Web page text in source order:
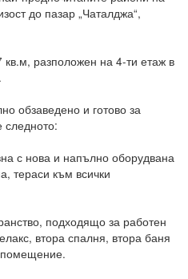
до пазар „Чаталджа“,
разположен на 4-ти етаж в
обзаведено и готово за
следното:
с нова и напълно оборудвана
тераси към всички
подходящо за работен
втора спалня, втора баня
помещение.